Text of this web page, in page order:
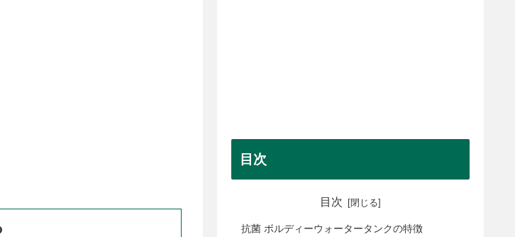
目次
目次
抗菌 ボルディーウォータータンクの特徴